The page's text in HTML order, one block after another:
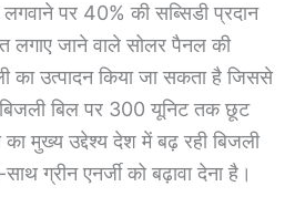
पर 40% की सब्सिडी प्रदान
लगाए जाने वाले सोलर पैनल की
का उत्पादन किया जा सकता है जिससे
बिल पर 300 यूनिट तक छूट
मुख्य उद्देश्य देश में बढ़ रही बिजली
ग्रीन एनर्जी को बढ़ावा देना है।